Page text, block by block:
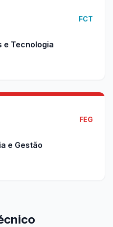
FCT
e Tecnologia
FEG
e Gestão